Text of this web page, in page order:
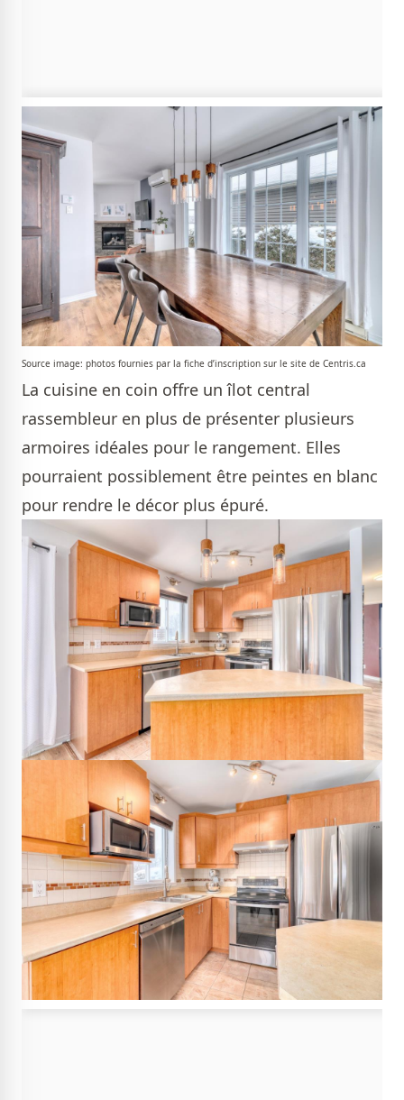
Source image: photos fournies par la fiche d’inscription sur le site de Centris.ca
La cuisine en coin offre un îlot central
rassembleur en plus de présenter plusieurs
armoires idéales pour le rangement. Elles
pourraient possiblement être peintes en blanc
pour rendre le décor plus épuré.